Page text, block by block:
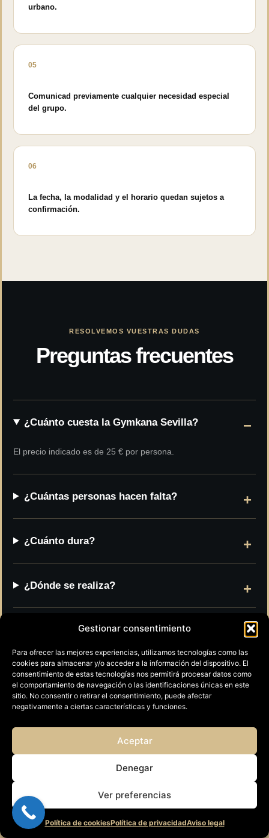
Gestionar consentimiento
Para ofrecer las mejores experiencias, utilizamos tecnologías como las
cookies para almacenar y/o acceder a la información del dispositivo. El
consentimiento de estas tecnologías nos permitirá procesar datos como
el comportamiento de navegación o las identificaciones únicas en este
sitio. No consentir o retirar el consentimiento, puede afectar
negativamente a ciertas características y funciones.
Aceptar
Denegar
Ver preferencias
Política de cookiesPolítica de privacidadAviso legal
urbano.
05
Comunicad previamente cualquier necesidad especial
del grupo.
06
La fecha, la modalidad y el horario quedan sujetos a
confirmación.
RESOLVEMOS VUESTRAS DUDAS
Preguntas frecuentes
¿Cuánto cuesta la Gymkana Sevilla?
El precio indicado es de 25 € por persona.
¿Cuántas personas hacen falta?
¿Cuánto dura?
¿Dónde se realiza?
¿Qué modalidades se pueden elegir?
¿En qué horario puede organizarse?
¿Qué ocurre si hace mal tiempo?